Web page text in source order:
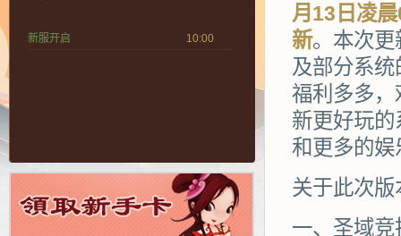
新服开启 10:00
月13日凌
新。本次更
及部分系
福利多多
新更好玩
和更多的
关于此次
一、圣域竞